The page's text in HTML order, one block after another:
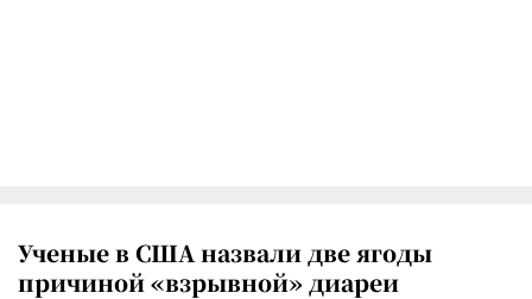
Ученые в США назвали две ягоды
причиной «взрывной» диареи